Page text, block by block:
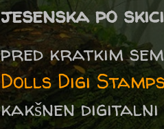
jesenska po skici
pred kratkim
Dolls Digi
kakšnen